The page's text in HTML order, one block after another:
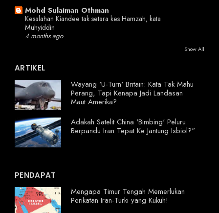
Mohd Sulaiman Othman
Kesalahan Kiandee tak setara kes Hamzah, kata
Muhyiddin
4 months ago
Show All
ARTIKEL
Wayang 'U-Turn' Britain: Kata Tak Mahu
Perang, Tapi Kenapa Jadi Landasan
Maut Amerika?
Adakah Satelit China 'Bimbing' Peluru
Berpandu Iran Tepat Ke Jantung Isbiol?"
PENDAPAT
Mengapa Timur Tengah Memerlukan
Perikatan Iran-Turki yang Kukuh!